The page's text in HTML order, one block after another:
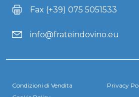
Fax (+39) 075 5051533
info@frateindovino.eu
Condizioni di Vendita
Privacy